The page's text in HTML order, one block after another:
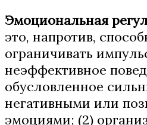
Эмоциональная
это, напротив,
ограничивать
неэффективное
обусловленное
негативными или
эмоциями; (2)